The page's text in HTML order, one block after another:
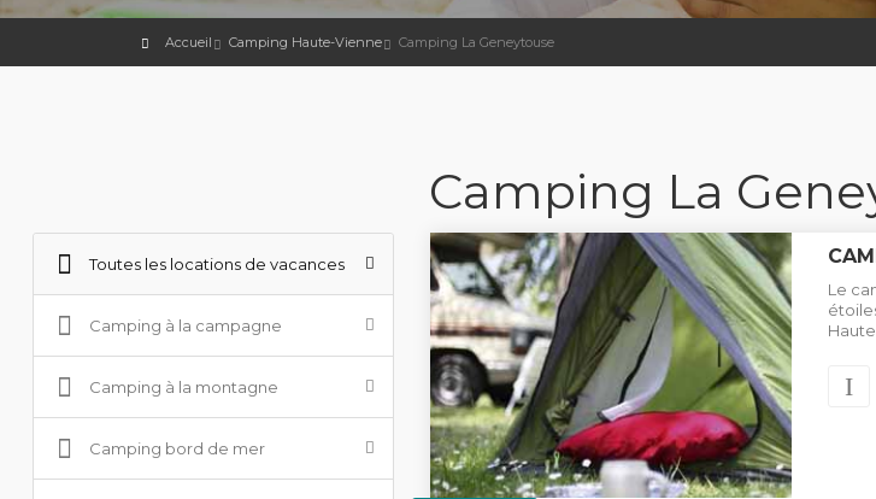
Accueil Camping Haute-Vienne Camping La Geneytouse
Camping La
Toutes les locations de vacances
Camping à la campagne
Camping à la montagne
Camping bord de mer
Le